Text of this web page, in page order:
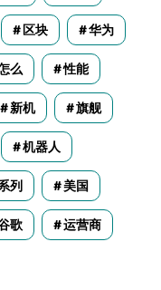
区块 华为
么 性能
新机 旗舰
机器人
列 美国
歌 运营商